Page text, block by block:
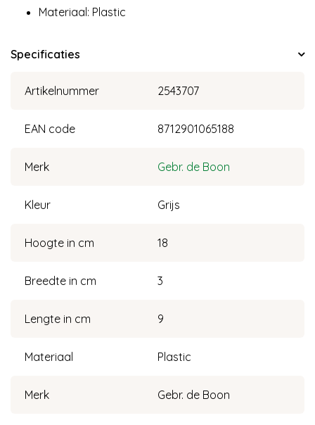
Materiaal: Plastic
Specificaties
Artikelnummer 2543707
EAN code 8712901065188
Merk Gebr. de Boon
Kleur Grijs
Hoogte in cm 18
Breedte in cm 3
Lengte in cm 9
Materiaal Plastic
Merk Gebr. de Boon